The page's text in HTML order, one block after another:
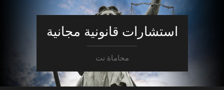
استشارات قانونية مجانية
محاماة نت